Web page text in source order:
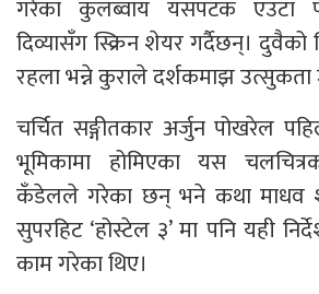
गरेका कुलब्वाय यसपटक एउटा
दिव्यासँग स्क्रिन शेयर गर्दैछन्। दुवैको
रहला भन्ने कुराले दर्शकमाझ
चर्चित सङ्गीतकार अर्जुन पोखरेल
भूमिकामा होमिएका यस
कँडेलले गरेका छन् भने कथा माधव
सुपरहिट ‘होस्टेल ३’ मा पनि यही
काम गरेका थिए।